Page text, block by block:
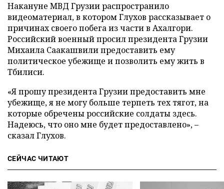
Накануне МВД Грузии распространило
видеоматериал, в котором Глухов рассказывает о
причинах своего побега из части в Ахалгори.
Российский военный просил президента Грузии
Михаила Саакашвили предоставить ему
политическое убежище и позволить ему жить в
Тбилиси.
«Я прошу президента Грузии предоставить мне
убежище, я не могу больше терпеть тех тягот, на
которые обречены российские солдаты здесь.
Надеюсь, что оно мне будет предоставлено», –
сказал Глухов.
СЕЙЧАС ЧИТАЮТ